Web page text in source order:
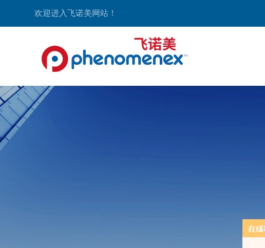
欢迎进入飞诺美网站！